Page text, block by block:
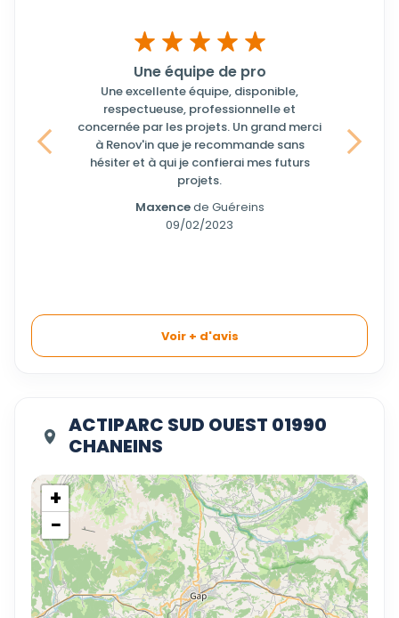
Une équipe de pro
Une excellente équipe, disponible,
respectueuse, professionnelle et
concernée par les projets. Un grand merci
à Renov'in que je recommande sans
hésiter et à qui je confierai mes futurs
projets.
Maxencede Guéreins
09/02/2023
Précedent Suivant
Voir + d'avis
ACTIPARC SUD OUEST 01990
CHANEINS
+
−